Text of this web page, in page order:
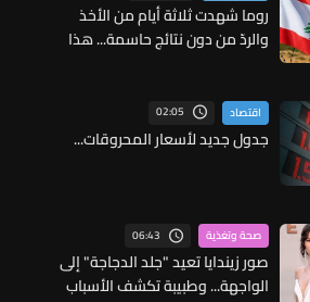
روما شهدت ثلاثة أيام من الأخذ
والردّ من دون نتائج حاسمة... هذا
اقتصاد 02:05
جدول جديد لأسعار المحروقات...
صحة وتغذية 06:43
صور زيندايا تعيد "جلد الدجاجة" إلى
الواجهة... وطبيبة تكشف الأسباب